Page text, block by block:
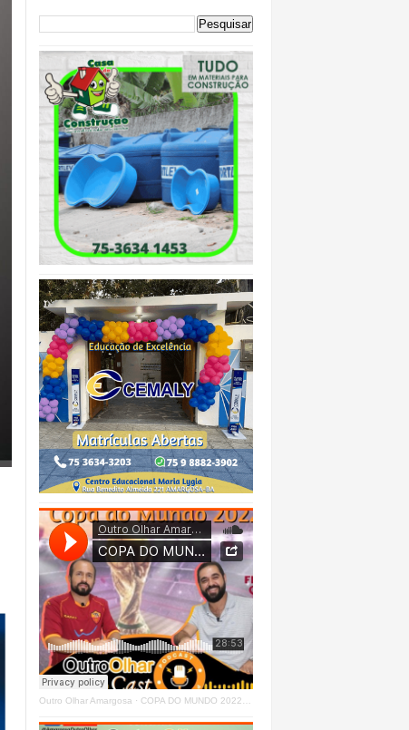
Outro Olhar Amargosa · COPA DO MUNDO 2022 - OUTRO OLHAR CAST #O1 Right